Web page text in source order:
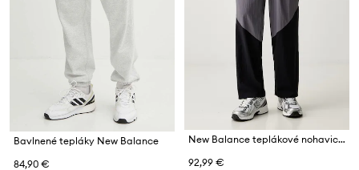
Bavlnené tepláky New Balance
84,90 €
New Balance teplákové nohavice pánske
92,99 €